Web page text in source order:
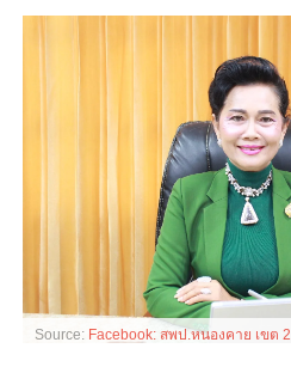
Source: Facebook: สพป.หนองคาย เขต 2